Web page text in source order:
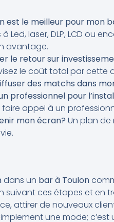
est le meilleur pour mon
Led, laser, DLP, LCD ou
avantage.
le retour sur
le coût total par cette
des matchs dans
professionnel pour
appel à un
mon écran? Un plan
dans un bar à Toulon
suivant ces étapes et en
attirer de nouveaux
une mode;